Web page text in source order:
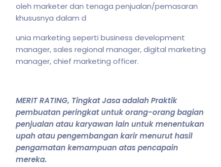
oleh marketer dan tenaga penjualan/pemasaran
khususnya dalam d
unia marketing seperti business development
manager, sales regional manager, digital marketing
manager, chief marketing officer.
MERIT RATING, Tingkat Jasa adalah Praktik
pembuatan peringkat untuk orang-orang bagian
penjualan atau karyawan lain untuk menentukan
upah atau pengembangan karirmenurut hasil
pengamatan kemampuan atas pencapain
mereka.